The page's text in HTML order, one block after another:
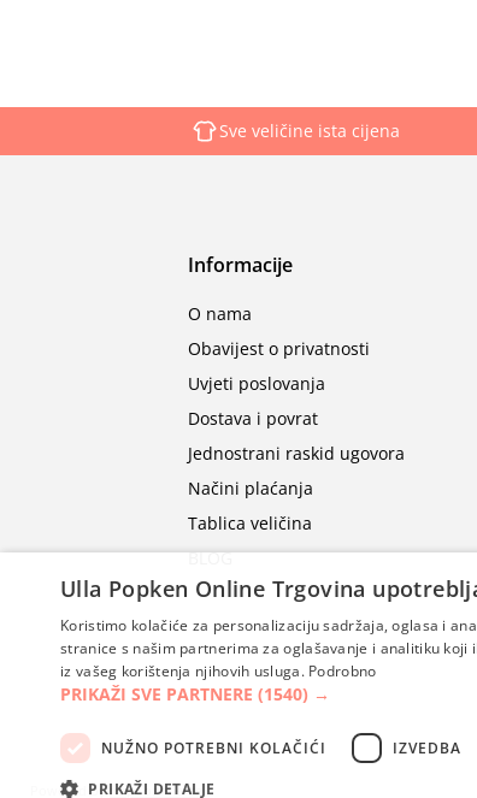
Sve veličine ista cijena
Informacije
O nama
Obavijest o privatnosti
Uvjeti poslovanja
Dostava i povrat
Jednostrani raskid ugovora
Načini plaćanja
Tablica veličina
BLOG
Powered bynopCommerce
Ulla Popken Online Trgovina
Koristimo kolačiće za personalizaciju sadržaja, oglasa i
stranice s našim partnerima za oglašavanje i analitiku
iz vašeg korištenja njihovih usluga. Podrobno
PRIKAŽI SVE PARTNERE (1540) →
NUŽNO POTREBNI KOLAČIĆI IZVEDBA
PRIKAŽI DETALJE